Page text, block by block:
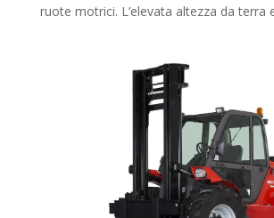
ruote motrici. L’elevata altezza da terra